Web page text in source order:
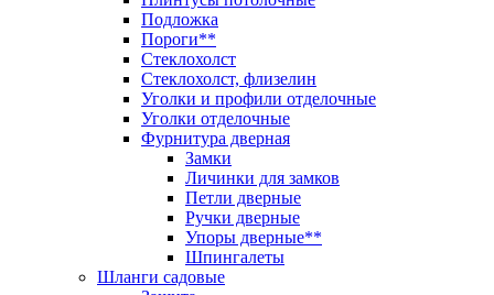
Подложка
Пороги**
Стеклохолст
Стеклохолст, флизелин
Уголки и профили отделочные
Уголки отделочные
Фурнитура дверная
Замки
Личинки для замков
Петли дверные
Ручки дверные
Упоры дверные**
Шпингалеты
Шланги садовые